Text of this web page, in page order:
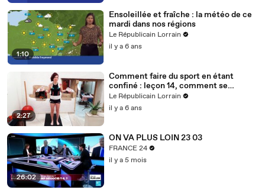
1:10
Ensoleillée et fraîche : la météo de ce
mardi dans nos régions
Le Républicain Lorrain
il y a 6 ans
2:27
Comment faire du sport en étant
confiné : leçon 14, comment se
muscler avec des bouteilles d'eau ?
Le Républicain Lorrain
il y a 6 ans
26:02
ON VA PLUS LOIN 23 03
FRANCE 24
il y a 5 mois